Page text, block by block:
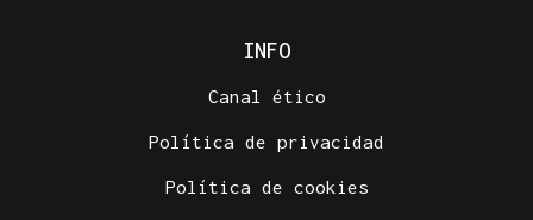
INFO
Canal ético
Política de privacidad
Política de cookies